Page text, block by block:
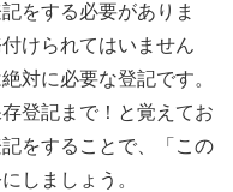
をする必要がありま
けられてはいません
対に必要な登記です。
登記まで！と覚えてお
をすることで、「この
しましょう。